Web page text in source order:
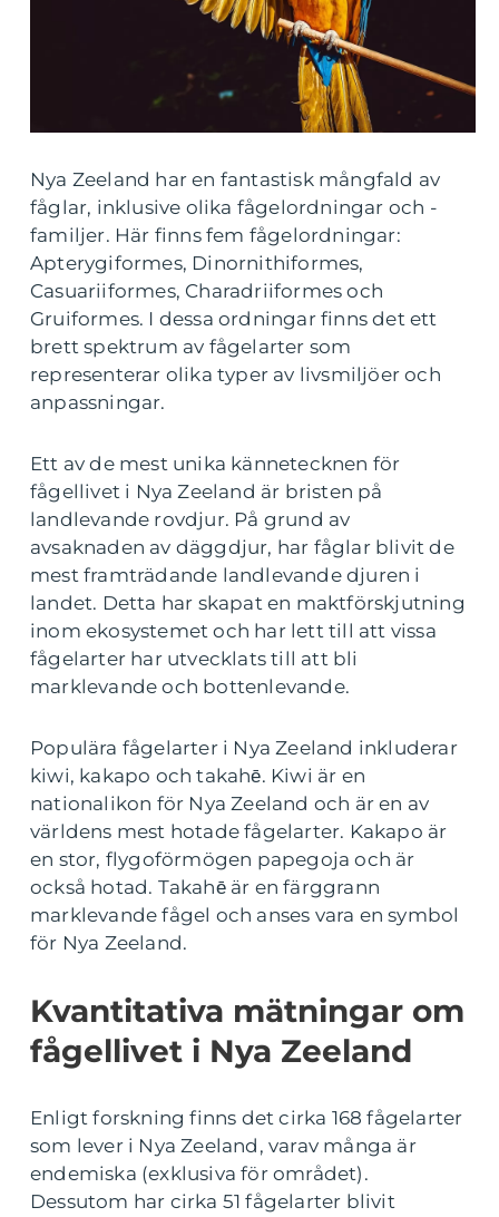
Nya Zeeland har en fantastisk mångfald av
fåglar, inklusive olika fågelordningar och -
familjer. Här finns fem fågelordningar:
Apterygiformes, Dinornithiformes,
Casuariiformes, Charadriiformes och
Gruiformes. I dessa ordningar finns det ett
brett spektrum av fågelarter som
representerar olika typer av livsmiljöer och
anpassningar.
Ett av de mest unika kännetecknen för
fågellivet i Nya Zeeland är bristen på
landlevande rovdjur. På grund av
avsaknaden av däggdjur, har fåglar blivit de
mest framträdande landlevande djuren i
landet. Detta har skapat en maktförskjutning
inom ekosystemet och har lett till att vissa
fågelarter har utvecklats till att bli
marklevande och bottenlevande.
Populära fågelarter i Nya Zeeland inkluderar
kiwi, kakapo och takahē. Kiwi är en
nationalikon för Nya Zeeland och är en av
världens mest hotade fågelarter. Kakapo är
en stor, flygoförmögen papegoja och är
också hotad. Takahē är en färggrann
marklevande fågel och anses vara en symbol
för Nya Zeeland.
Kvantitativa mätningar om
fågellivet i Nya Zeeland
Enligt forskning finns det cirka 168 fågelarter
som lever i Nya Zeeland, varav många är
endemiska (exklusiva för området).
Dessutom har cirka 51 fågelarter blivit